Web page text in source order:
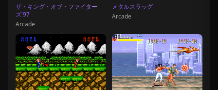
ザ・キング・オブ・ファイター
ズ'97
Arcade
メタルスラッグ
Arcade